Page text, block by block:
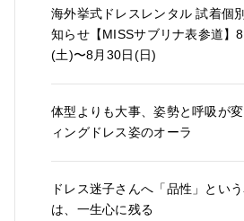
海外挙式ドレスレンタル 試着個
知らせ【MISSサブリナ表参道】
(土)〜8月30日(日)
体型よりも大事、姿勢と呼吸が
ィングドレス姿のオーラ
ドレス迷子さんへ「品性」とい
は、一生心に残る